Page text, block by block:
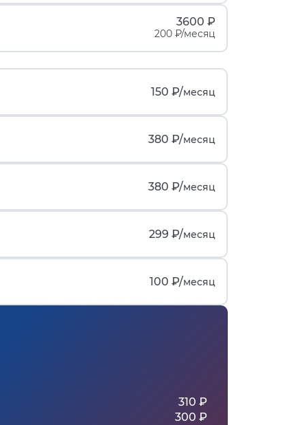
3600 ₽
200 ₽/месяц
150 ₽/месяц
380 ₽/месяц
380 ₽/месяц
299 ₽/месяц
100 ₽/месяц
310 ₽
300 ₽